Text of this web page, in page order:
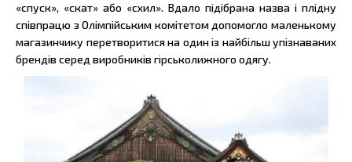
«спуск», «скат» або «схил». Вдало підібрана назва і плідну
співпрацю з Олімпійським комітетом допомогло маленькому
магазинчику перетворитися на один із найбільш упізнаваних
брендів серед виробників гірськолижного одягу.